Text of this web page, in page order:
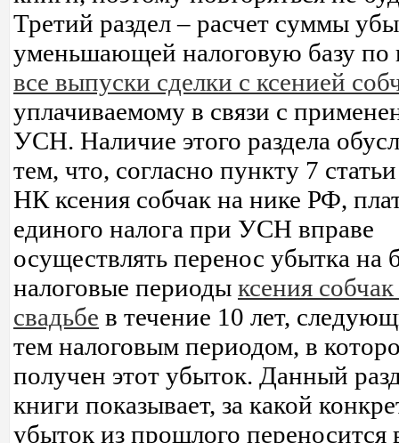
Третий раздел – расчет суммы
уменьшающей налоговую базу по
все выпуски сделки с ксенией
уплачиваемому в связи с
УСН. Наличие этого раздела
тем, что, согласно пункту 7
НК ксения собчак на нике РФ,
единого налога при УСН вправе
осуществлять перенос убытка на
налоговые периоды ксения
свадьбе в течение 10 лет,
тем налоговым периодом, в
получен этот убыток. Данный
книги показывает, за какой
убыток из прошлого переносится